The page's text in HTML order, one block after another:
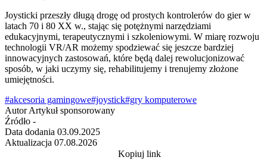
Joysticki przeszły długą drogę od prostych kontrolerów do gier w
latach 70 i 80 XX w., stając się potężnymi narzędziami
edukacyjnymi, terapeutycznymi i szkoleniowymi. W miarę rozwoju
technologii VR/AR możemy spodziewać się jeszcze bardziej
innowacyjnych zastosowań, które będą dalej rewolucjonizować
sposób, w jaki uczymy się, rehabilitujemy i trenujemy złożone
umiejętności.
#akcesoria gamingowe#joystick#gry komputerowe
Autor Artykuł sponsorowany
Źródło -
Data dodania 03.09.2025
Aktualizacja 07.08.2026
Kopiuj link